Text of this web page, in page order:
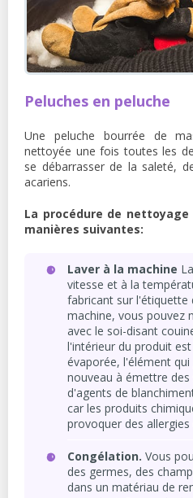
Peluches en peluche
Une peluche bourrée de
nettoyée une fois toutes les
se débarrasser de la saleté,
acariens.
La procédure de
manières suivantes:
Laver à la machine
vitesse et à la
fabricant sur l'étiquette
machine, vous pouvez
avec le soi-disant
l'intérieur du produit
évaporée, l'élément
nouveau à émettre
d'agents de
car les produits
provoquer des allergies
Congélation. Vous
des germes, des
dans un matériau de